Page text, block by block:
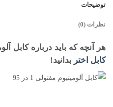
توضیحات
نظرات (0)
هر آنچه که باید درباره کابل
کابل اختر بدانید!